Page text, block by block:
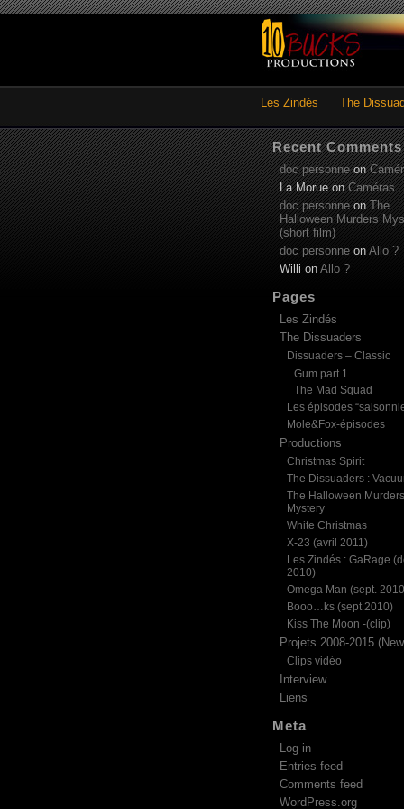
Les Zindés The
Recent Comments
doc personneon
La MorueonCaméras
doc personneonThe
Halloween Murders
(short film)
doc personne on Allo ?
Willi on Allo ?
Pages
Les Zindés
The Dissuaders
Dissuaders – Classic
Gum part 1
The Mad Squad
Les épisodes
Mole&Fox-épisodes
Productions
Christmas Spirit
The Dissuaders :
The Halloween Murders
Mystery
White Christmas
X-23 (avril 2011)
Les Zindés : GaRage
2010)
Omega Man (sept.
Booo…ks (sept 2010)
Kiss The Moon -(clip)
Projets 2008-2015
Clips vidéo
Interview
Liens
Meta
Log in
Entries feed
Comments feed
WordPress.org